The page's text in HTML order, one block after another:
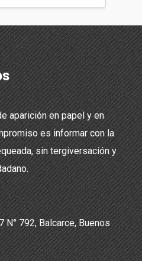
aparición en papel y en
es informar con la
sin tergiversación y
N° 792, Balcarce, Buenos